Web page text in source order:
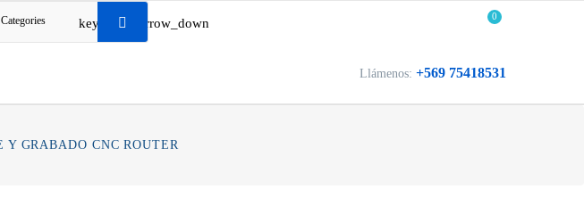
keyboard_arrow_down 0
Llámenos: +569 75418531
Y GRABADO CNC ROUTER